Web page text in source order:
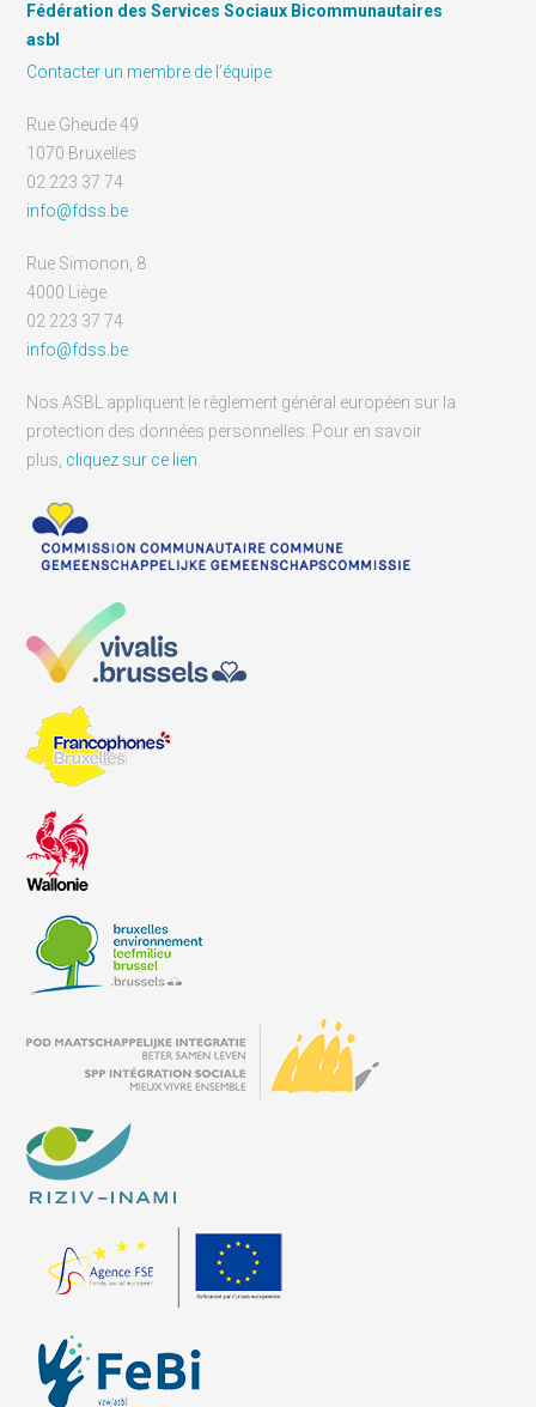
Fédération des Services Sociaux Bicommunautaires
asbl
Contacter un membre de l’équipe
Rue Gheude 49
1070 Bruxelles
02 223 37 74
info@fdss.be
Rue Simonon, 8
4000 Liège
02 223 37 74
info@fdss.be
Nos ASBL appliquent le règlement général européen sur la
protection des données personnelles. Pour en savoir
plus, cliquez sur ce lien.